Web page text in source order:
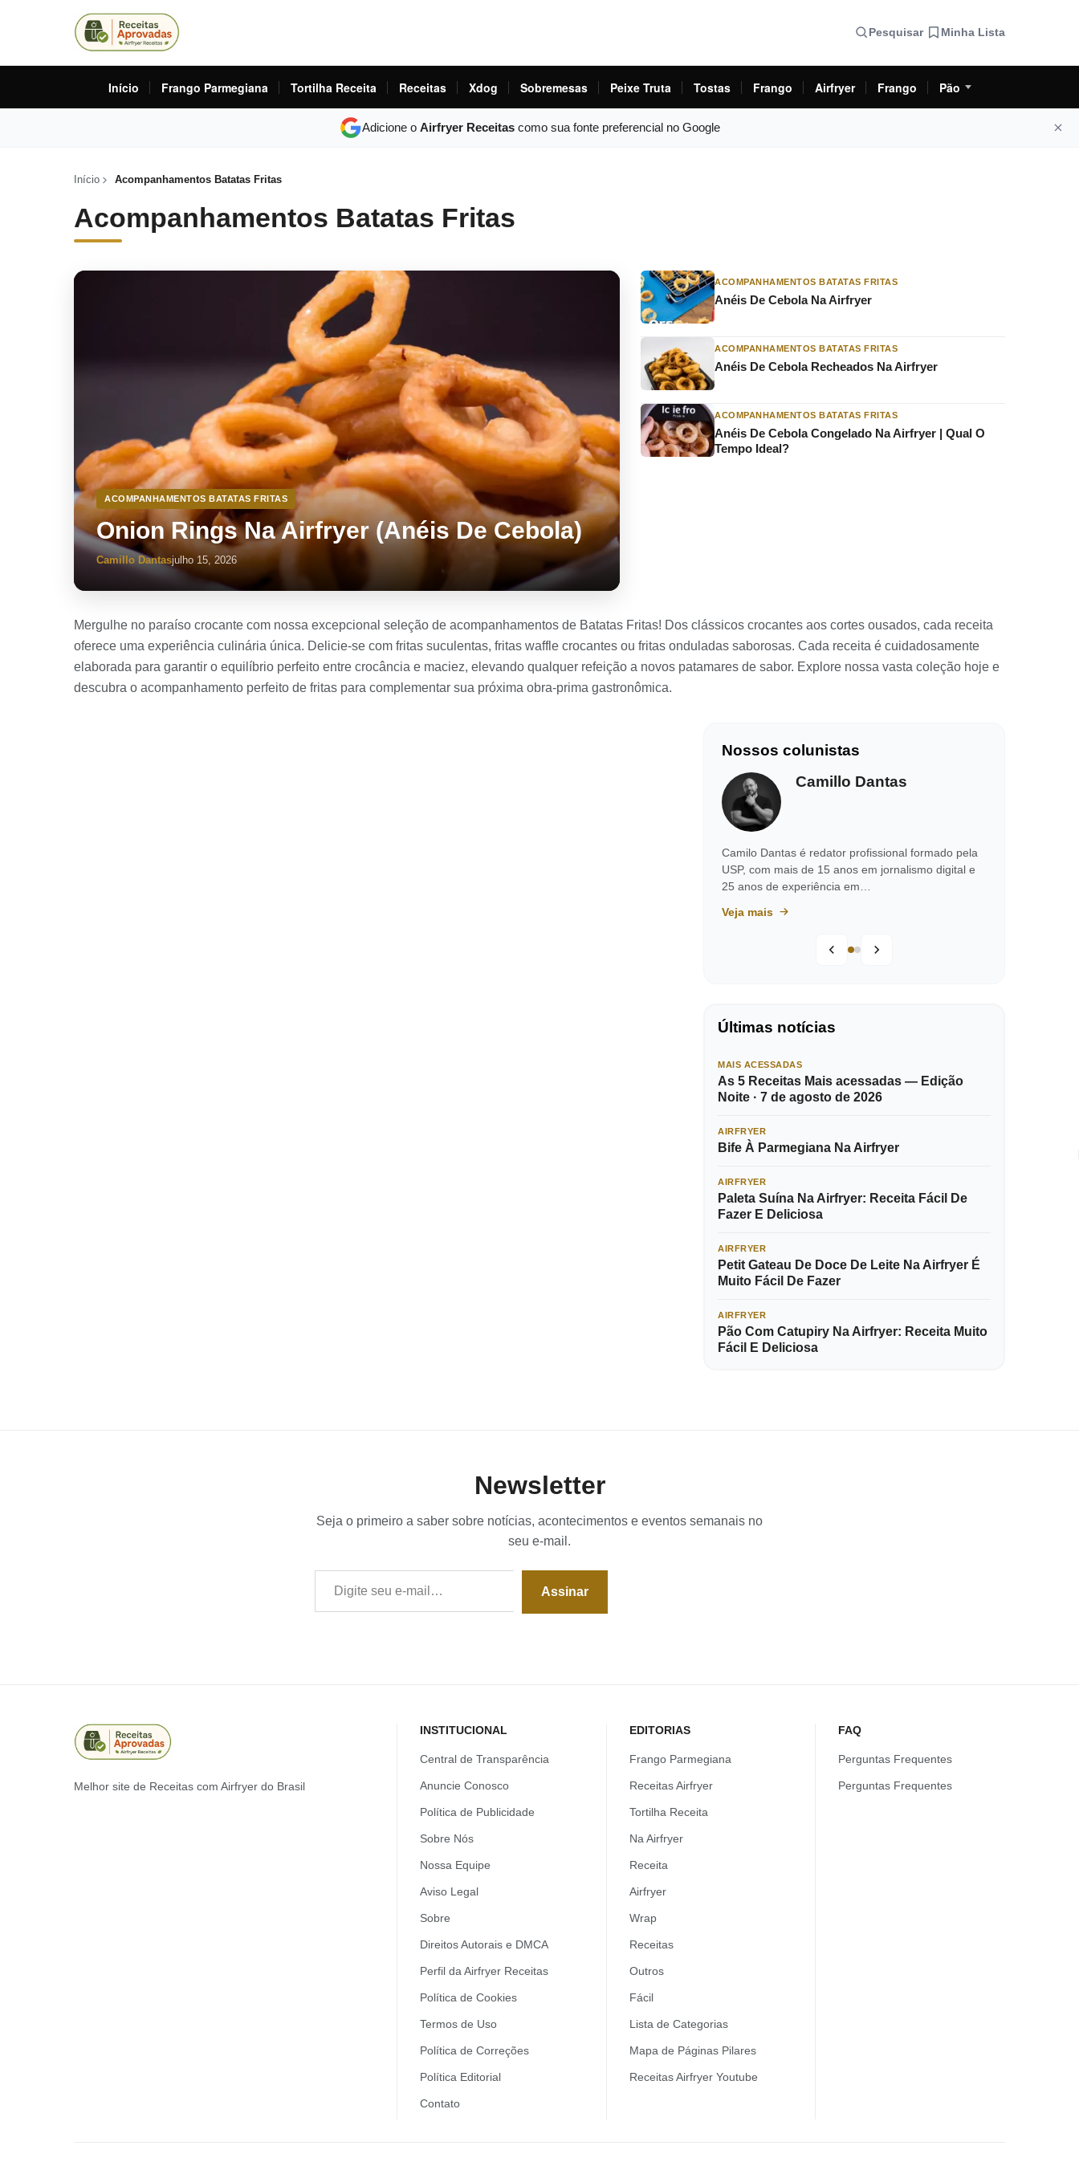
Pesquisar Minha Lista
Início Frango Parmegiana Tortilha Receita Receitas Xdog Sobremesas Peixe Truta Tostas Frango Airfryer Frango Pão
Adicione o Airfryer Receitas como sua fonte preferencial no Google
Início Acompanhamentos Batatas Fritas
Acompanhamentos Batatas Fritas
ACOMPANHAMENTOS BATATAS FRITAS
Onion Rings Na Airfryer (Anéis De Cebola)
Camillo Dantasjulho 15, 2026
ACOMPANHAMENTOS BATATAS FRITAS
Anéis De Cebola Na Airfryer
ACOMPANHAMENTOS BATATAS FRITAS
Anéis De Cebola Recheados Na Airfryer
ACOMPANHAMENTOS BATATAS FRITAS
Anéis De Cebola Congelado Na Airfryer | Qual O
Tempo Ideal?
Mergulhe no paraíso crocante com nossa excepcional seleção de acompanhamentos de Batatas Fritas! Dos clássicos crocantes aos cortes ousados, cada receita
oferece uma experiência culinária única. Delicie-se com fritas suculentas, fritas waffle crocantes ou fritas onduladas saborosas. Cada receita é cuidadosamente
elaborada para garantir o equilíbrio perfeito entre crocância e maciez, elevando qualquer refeição a novos patamares de sabor. Explore nossa vasta coleção hoje e
descubra o acompanhamento perfeito de fritas para complementar sua próxima obra-prima gastronômica.
Nossos colunistas
Camillo Dantas
Camilo Dantas é redator profissional formado pela
USP, com mais de 15 anos em jornalismo digital e
25 anos de experiência em…
Veja mais
Últimas notícias
MAIS ACESSADAS
As 5 Receitas Mais acessadas — Edição
Noite · 7 de agosto de 2026
AIRFRYER
Bife À Parmegiana Na Airfryer
AIRFRYER
Paleta Suína Na Airfryer: Receita Fácil De
Fazer E Deliciosa
AIRFRYER
Petit Gateau De Doce De Leite Na Airfryer É
Muito Fácil De Fazer
AIRFRYER
Pão Com Catupiry Na Airfryer: Receita Muito
Fácil E Deliciosa
Newsletter
Seja o primeiro a saber sobre notícias, acontecimentos e eventos semanais no
seu e-mail.
Digite seu e-mail…
Assinar
Melhor site de Receitas com Airfryer do Brasil
INSTITUCIONAL
Central de Transparência
Anuncie Conosco
Política de Publicidade
Sobre Nós
Nossa Equipe
Aviso Legal
Sobre
Direitos Autorais e DMCA
Perfil da Airfryer Receitas
Política de Cookies
Termos de Uso
Política de Correções
Política Editorial
Contato
EDITORIAS
Frango Parmegiana
Receitas Airfryer
Tortilha Receita
Na Airfryer
Receita
Airfryer
Wrap
Receitas
Outros
Fácil
Lista de Categorias
Mapa de Páginas Pilares
Receitas Airfryer Youtube
FAQ
Perguntas Frequentes
Perguntas Frequentes